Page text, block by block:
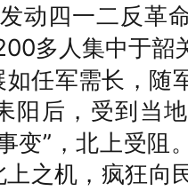
动 四一二反革
多人集中于韶
任军需长 ，随
阳后，受到当
变”，北上受阻
之机，疯狂向